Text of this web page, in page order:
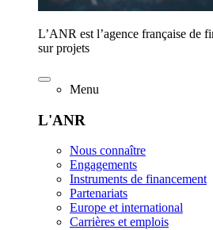
L’ANR est l’agence française de
sur projets
Menu
L'ANR
Nous connaître
Engagements
Instruments de financement
Partenariats
Europe et international
Carrières et emplois